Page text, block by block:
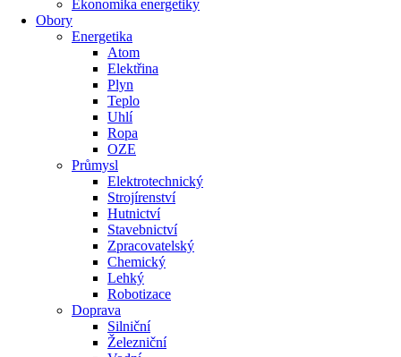
Ekonomika energetiky
Obory
Energetika
Atom
Elektřina
Plyn
Teplo
Uhlí
Ropa
OZE
Průmysl
Elektrotechnický
Strojírenství
Hutnictví
Stavebnictví
Zpracovatelský
Chemický
Lehký
Robotizace
Doprava
Silniční
Železniční